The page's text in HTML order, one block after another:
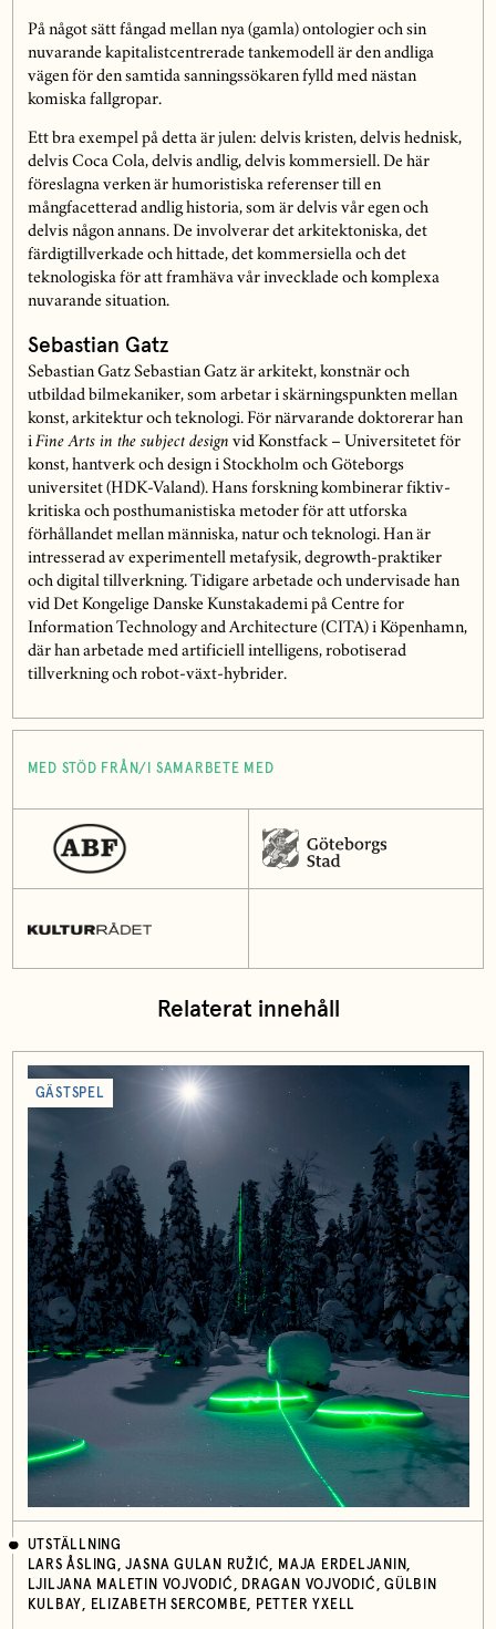
På något sätt fångad mellan nya (gamla) ontologier och sin
nuvarande kapitalistcentrerade tankemodell är den andliga
vägen för den samtida sanningssökaren fylld med nästan
komiska fallgropar.
Ett bra exempel på detta är julen: delvis kristen, delvis hednisk,
delvis Coca Cola, delvis andlig, delvis kommersiell. De här
föreslagna verken är humoristiska referenser till en
mångfacetterad andlig historia, som är delvis vår egen och
delvis någon annans. De involverar det arkitektoniska, det
färdigtillverkade och hittade, det kommersiella och det
teknologiska för att framhäva vår invecklade och komplexa
nuvarande situation.
Sebastian Gatz
Sebastian Gatz Sebastian Gatz är arkitekt, konstnär och
utbildad bilmekaniker, som arbetar i skärningspunkten mellan
konst, arkitektur och teknologi. För närvarande doktorerar han
i Fine Arts in the subject design vid Konstfack – Universitetet för
konst, hantverk och design i Stockholm och Göteborgs
universitet (HDK-Valand). Hans forskning kombinerar fiktiv-
kritiska och posthumanistiska metoder för att utforska
förhållandet mellan människa, natur och teknologi. Han är
intresserad av experimentell metafysik, degrowth-praktiker
och digital tillverkning. Tidigare arbetade och undervisade han
vid Det Kongelige Danske Kunstakademi på Centre for
Information Technology and Architecture (CITA) i Köpenhamn,
där han arbetade med artificiell intelligens, robotiserad
tillverkning och robot-växt-hybrider.
MED STÖD FRÅN/I SAMARBETE MED
Relaterat innehåll
GÄSTSPEL
UTSTÄLLNING
LARS ÅSLING, JASNA GULAN RUŽIĆ, MAJA ERDELJANIN,
LJILJANA MALETIN VOJVODIĆ, DRAGAN VOJVODIĆ, GÜLBIN
KULBAY, ELIZABETH SERCOMBE, PETTER YXELL